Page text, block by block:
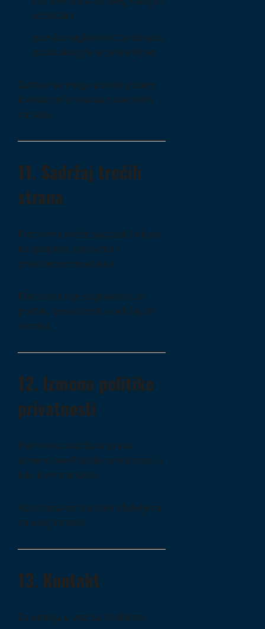
podataka
povuku saglasnost za obradu
podataka gde je primenljivo
Zahtevi se mogu poslati putem
kontakt informacija navedenih
na sajtu.
11. Sadržaj trećih
strana
Platforma može sadržati linkove
ka spoljnim sajtovima i
društvenim mrežama.
Platforma nije odgovorna za
politiku privatnosti i sadržaj tih
servisa.
12. Izmene politike
privatnosti
Platforma zadržava pravo
izmene ove Politike privatnosti u
bilo kom trenutku.
Ažurirana verzija biće objavljena
na ovoj stranici.
13. Kontakt
Za pitanja u vezi sa Politikom